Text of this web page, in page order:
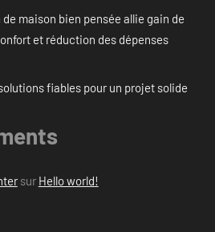
maison bien pensée allie gain de
et réduction des dépenses
fiables pour un projet solide
sur Hello world!